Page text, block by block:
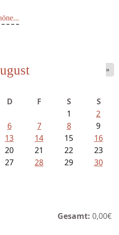
»
D F S
S
1
2
6 7 8
9
13 14 15
16
20 21 22
23
27 28 29
30
Gesamt: 0,00€